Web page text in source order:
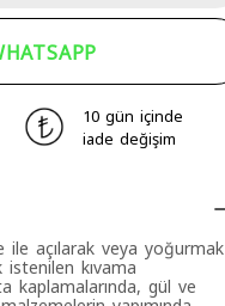
10 gün içinde
iade değişim
ile açılarak veya yoğurmak
kıvama
kaplamalarında, gül ve